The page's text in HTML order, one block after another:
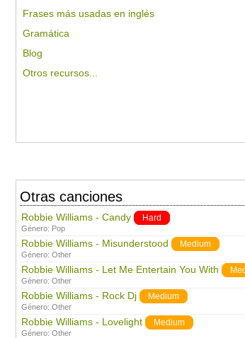
Frases más usadas en inglés
Gramática
Blog
Otros recursos...
Otras canciones
Robbie Williams - Candy Hard
Género: Pop
Robbie Williams - Misunderstood Medium
Género: Other
Robbie Williams - Let Me Entertain You With
Género: Other
Robbie Williams - Rock Dj Medium
Género: Other
Robbie Williams - Lovelight Medium
Género: Other